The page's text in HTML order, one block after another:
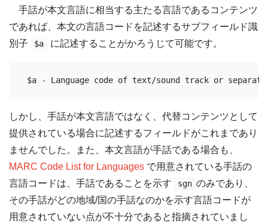
手話が本文言語に相当する主たる言語であるコンテンツ
であれば、本文の言語コードを記述するサブフィールド識
別子
$a に記述することがかろうじて可能です。
$a - Language code of text/sound track or
しかし、手話が本文言語ではなく、代替コンテンツとして
提供されている場合に記述するフィールドがこれまであり
ませんでした。また、本文言語が手話である場合も、
MARC Code List for Languages で用意されている手話の
言語コードは、手話であることを示す
sgn のみであり、
その手話がどの地域/国の手話なのかを示す言語コードが
用意されていない点が不十分であると指摘されていまし